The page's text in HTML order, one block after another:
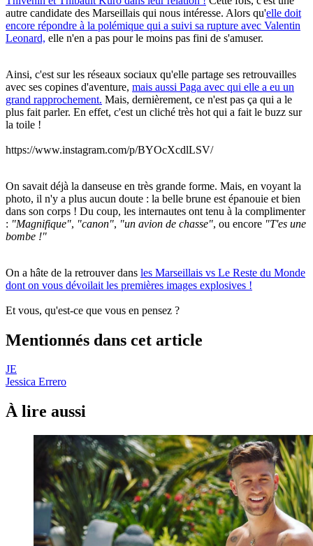
autre candidate des Marseillais qui nous intéresse. Alors qu'elle doit
encore répondre à la polémique qui a suivi sa rupture avec Valentin
Leonard, elle n'en a pas pour le moins pas fini de s'amuser.
Ainsi, c'est sur les réseaux sociaux qu'elle partage ses retrouvailles
avec ses copines d'aventure, mais aussi Paga avec qui elle a eu un
grand rapprochement. Mais, dernièrement, ce n'est pas ça qui a le
plus fait parler. En effet, c'est un cliché très hot qui a fait le buzz sur
la toile !
https://www.instagram.com/p/BYOcXcdlLSV/
On savait déjà la danseuse en très grande forme. Mais, en voyant la
photo, il n'y a plus aucun doute : la belle brune est épanouie et bien
dans son corps ! Du coup, les internautes ont tenu à la complimenter
: "Magnifique", "canon", "un avion de chasse", ou encore "T'es une
bombe !"
On a hâte de la retrouver dans les Marseillais vs Le Reste du Monde
dont on vous dévoilait les premières images explosives !
Et vous, qu'est-ce que vous en pensez ?
Mentionnés dans cet article
JE
Jessica Errero
À lire aussi